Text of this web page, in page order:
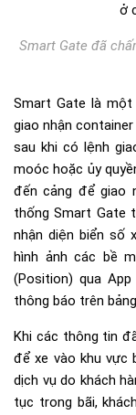
Smart Gate đã
Smart Gate là
giao nhận
sau khi có lệnh
moóc hoặc ủy
đến cảng để giao
thống Smart Gate
nhận diện biển số
hình ảnh các bề
(Position) qua
thông báo trên
Khi các thông tin
để xe vào khu vực
dịch vụ do khách
tục trong bãi,